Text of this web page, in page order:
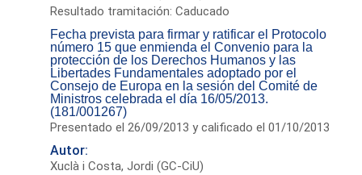
Resultado tramitación: Caducado
Fecha prevista para firmar y ratificar el Protocolo
número 15 que enmienda el Convenio para la
protección de los Derechos Humanos y las
Libertades Fundamentales adoptado por el
Consejo de Europa en la sesión del Comité de
Ministros celebrada el día 16/05/2013.
(181/001267)
Presentado el 26/09/2013 y calificado el 01/10/2013
Autor:
Xuclà i Costa, Jordi (GC-CiU)